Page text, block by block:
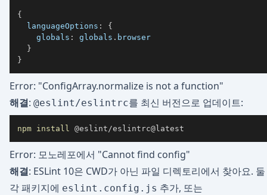
{
languageOptions :
{
globals : globals . browser
}
}
Error: "ConfigArray.normalize is not a function"
해결: @eslint/eslintrc를 최신 버전으로 업데이트:
npm install @eslint/eslintrc@latest
Error: 모노레포에서 "Cannot find config"
해결: ESLint 10은 CWD가 아닌 파일 디렉토리에서 찾아요.
각 패키지에 eslint.config.js 추가, 또는